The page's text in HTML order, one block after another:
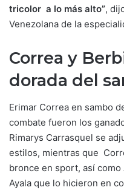
tricolor a lo más alto”,
Venezolana de la
Correa y
dorada del
Erimar Correa en sambo
combate fueron los
Rimarys Carrasquel se
estilos, mientras que
bronce en sport, así
Ayala que lo hicieron en